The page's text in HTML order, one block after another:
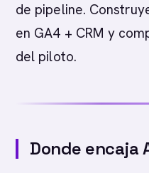
de pipeline.
en GA4 + CRM y
del piloto.
Donde encaja